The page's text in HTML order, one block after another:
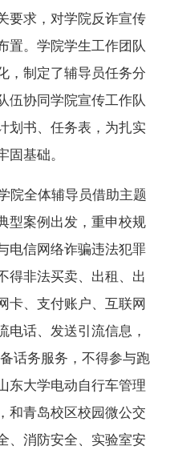
要求，对学院反诈宣传
置。学院学生工作团队
，制定了辅导员任务分
伍协同学院宣传工作队
划书、任务表，为扎实
固基础。
院全体辅导员借助主题
型案例出发，重申校规
电信网络诈骗违法犯罪
得非法买卖、出租、出
卡、支付账户、互联网
电话、发送引流信息，
话务服务，不得参与跑
东大学电动自行车管理
和青岛校区校园微公交
、消防安全、实验室安